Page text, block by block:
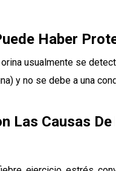
Haber
usualmente se
y no se debe a una
Las Causas